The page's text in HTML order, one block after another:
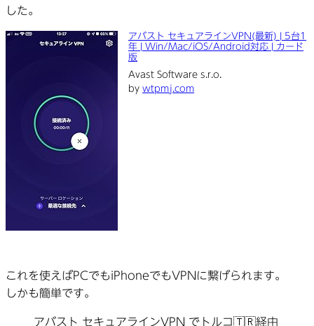
した。
アバスト セキュアラインVPN(最新) | 5台1
年 | Win/Mac/iOS/Android対応 | カード
版
Avast Software s.r.o.
by wtpmj.com
これを使えばPCでもiPhoneでもVPNに繋げられます。
しかも簡単です。
アバスト セキュアラインVPN でトルコ🇹🇷経由